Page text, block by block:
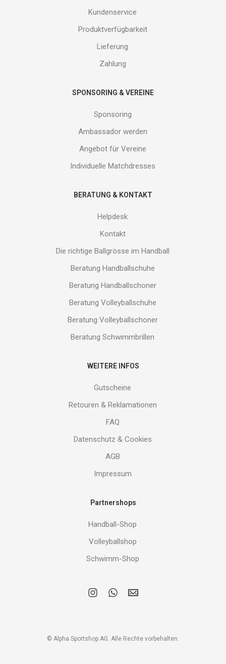
Kundenservice
Produktverfügbarkeit
Lieferung
Zahlung
SPONSORING & VEREINE
Sponsoring
Ambassador werden
Angebot für Vereine
Individuelle Matchdresses
BERATUNG & KONTAKT
Helpdesk
Kontakt
Die richtige Ballgrösse im Handball
Beratung Handballschuhe
Beratung Handballschoner
Beratung Volleyballschuhe
Beratung Volleyballschoner
Beratung Schwimmbrillen
WEITERE INFOS
Gutscheine
Retouren & Reklamationen
FAQ
Datenschutz & Cookies
AGB
Impressum
Partnershops
Handball-Shop
Volleyballshop
Schwimm-Shop
i
r
a
w
p
E
© Alpha Sportshop AG. Alle Rechte vorbehalten.